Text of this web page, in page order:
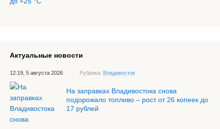
Актуальные новости
12:19, 5 августа 2026 Рубрика: Владивосток
На заправках Владивостока снова
подорожало топливо – рост от 26 копеек до
17 рублей